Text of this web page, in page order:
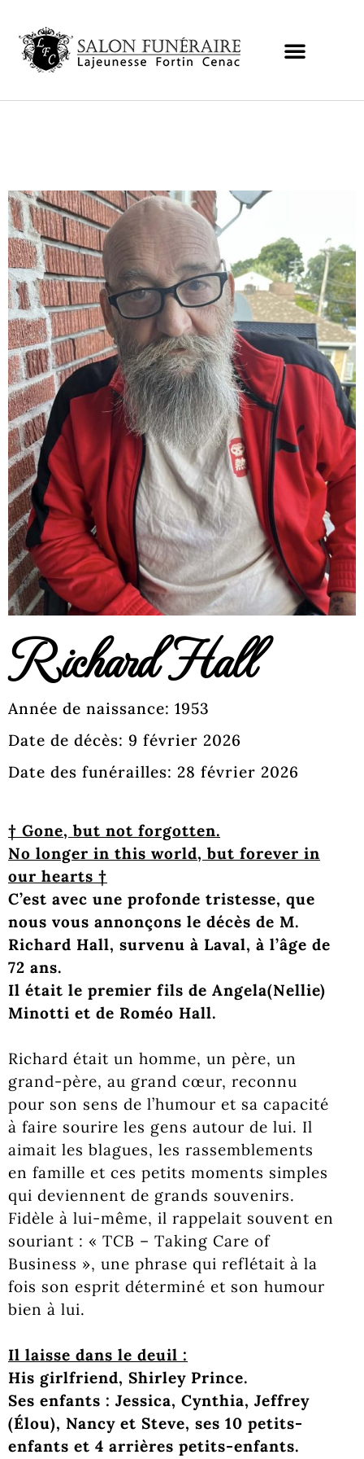
Richard Hall
Année de naissance: 1953
Date de décès: 9 février 2026
Date des funérailles: 28 février 2026
† Gone, but not forgotten.
No longer in this world, but forever in
our hearts †
C’est avec une profonde tristesse, que
nous vous annonçons le décès de M.
Richard Hall, survenu à Laval, à l’âge de
72 ans.
Il était le premier fils de Angela(Nellie)
Minotti et de Roméo Hall.
Richard était un homme, un père, un
grand-père, au grand cœur, reconnu
pour son sens de l’humour et sa capacité
à faire sourire les gens autour de lui. Il
aimait les blagues, les rassemblements
en famille et ces petits moments simples
qui deviennent de grands souvenirs.
Fidèle à lui-même, il rappelait souvent en
souriant : « TCB – Taking Care of
Business », une phrase qui reflétait à la
fois son esprit déterminé et son humour
bien à lui.
Il laisse dans le deuil :
His girlfriend, Shirley Prince.
Ses enfants : Jessica, Cynthia, Jeffrey
(Élou), Nancy et Steve, ses 10 petits-
enfants et 4 arrières petits-enfants.